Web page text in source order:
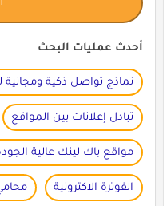
أحدث عمليات البحث
نماذج تواصل ذكية
تبادل إعلانات بين المواقع
مواقع باك لينك عالية الجودة
الفوترة الاكترونية محامي